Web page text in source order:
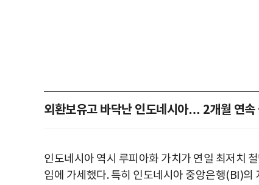
외환보유고 바닥난 인도네시아… 2개월 연속
인도네시아 역시 루피아화 가치가 연일 최저치
임에 가세했다. 특히 인도네시아 중앙은행(BI)